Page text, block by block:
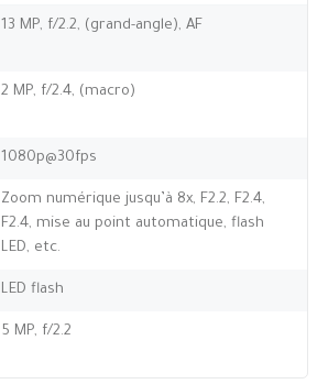
13 MP, f/2.2, (grand-angle), AF
2 MP, f/2.4, (macro)
1080p@30fps
Zoom numérique jusqu’à 8x, F2.2, F2.4,
F2.4, mise au point automatique, flash
LED, etc.
LED flash
5 MP, f/2.2